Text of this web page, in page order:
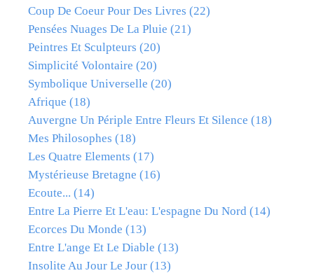
Coup De Coeur Pour Des Livres (22)
Pensées Nuages De La Pluie (21)
Peintres Et Sculpteurs (20)
Simplicité Volontaire (20)
Symbolique Universelle (20)
Afrique (18)
Auvergne Un Périple Entre Fleurs Et Silence (18)
Mes Philosophes (18)
Les Quatre Elements (17)
Mystérieuse Bretagne (16)
Ecoute... (14)
Entre La Pierre Et L'eau: L'espagne Du Nord (14)
Ecorces Du Monde (13)
Entre L'ange Et Le Diable (13)
Insolite Au Jour Le Jour (13)